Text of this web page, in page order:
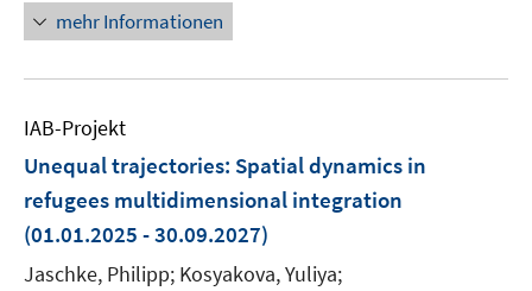
mehr Informationen
IAB-Projekt
Unequal trajectories: Spatial dynamics in
refugees multidimensional integration
(01.01.2025 - 30.09.2027)
Jaschke, Philipp; Kosyakova, Yuliya;